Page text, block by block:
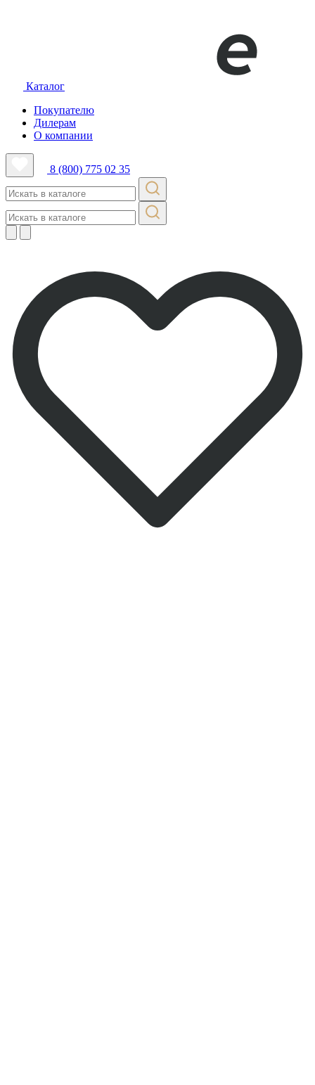
Каталог
Покупателю
Дилерам
О компании
8 (800) 775 02 35